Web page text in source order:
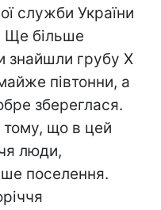
служби України
Ще більше
знайшли грубу Х
півтонни, а
збереглася.
тому, що в цей
люди,
поселення.